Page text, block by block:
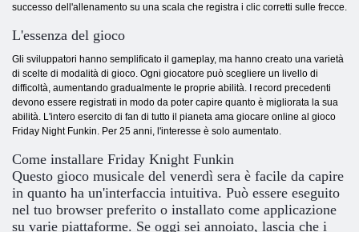
successo dell'allenamento su una scala che registra i clic corretti sulle frecce.
L'essenza del gioco
Gli sviluppatori hanno semplificato il gameplay, ma hanno creato una varietà
di scelte di modalità di gioco. Ogni giocatore può scegliere un livello di
difficoltà, aumentando gradualmente le proprie abilità. I record precedenti
devono essere registrati in modo da poter capire quanto è migliorata la sua
abilità. L'intero esercito di fan di tutto il pianeta ama giocare online al gioco
Friday Night Funkin. Per 25 anni, l'interesse è solo aumentato.
Come installare Friday Knight Funkin
Questo gioco musicale del venerdì sera è facile da capire
in quanto ha un'interfaccia intuitiva. Può essere eseguito
nel tuo browser preferito o installato come applicazione
su varie piattaforme. Se oggi sei annoiato, lascia che i